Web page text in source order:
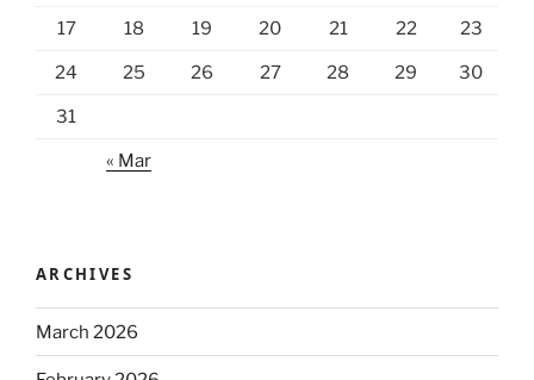
17 18 19 20 21 22 23
24 25 26 27 28 29 30
31
« Mar
ARCHIVES
March 2026